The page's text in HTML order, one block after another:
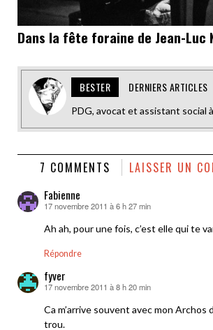
Dans la fête foraine de Jean-Luc
BESTER DERNIERS ARTICLES
PDG, avocat et assistant social
7 COMMENTS LAISSER UN
Fabienne
dit :
17 novembre 2011 à 6 h 27 min
Ah ah, pour une fois, c’est elle qui te
Répondre
fyver
dit :
17 novembre 2011 à 8 h 20 min
Ca m’arrive souvent avec mon Archos
trou.